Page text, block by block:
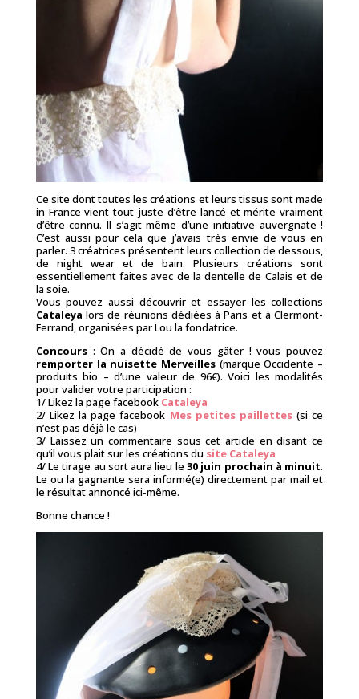
Ce site dont toutes les créations et leurs tissus sont made
in France vient tout juste d’être lancé et mérite vraiment
d’être connu. Il s’agit même d’une initiative auvergnate !
C’est aussi pour cela que j’avais très envie de vous en
parler. 3 créatrices présentent leurs collection de dessous,
de night wear et de bain. Plusieurs créations sont
essentiellement faites avec de la dentelle de Calais et de
la soie.
Vous pouvez aussi découvrir et essayer les collections
Cataleya lors de réunions dédiées à Paris et à Clermont-
Ferrand, organisées par Lou la fondatrice.
Concours: On a décidé de vous gâter ! vous pouvez
remporter la nuisette Merveilles (marque Occidente –
produits bio – d’une valeur de 96€). Voici les modalités
pour valider votre participation :
1/ Likez la page facebook Cataleya
2/ Likez la page facebook Mes petites paillettes(si ce
n’est pas déjà le cas)
3/ Laissez un commentaire sous cet article en disant ce
qu’il vous plait sur les créations du site Cataleya
4/ Le tirage au sort aura lieu le30 juin prochain à minuit.
Le ou la gagnante sera informé(e) directement par mail et
le résultat annoncé ici-même.
Bonne chance !